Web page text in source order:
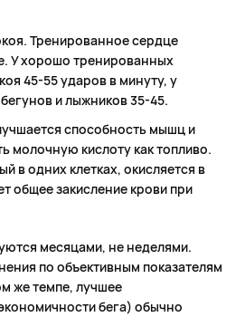
Тренированное сердце
У хорошо тренированных
45-55 ударов в минуту, у
и лыжников 35-45.
способность мышц и
молочную кислоту как топливо.
в одних клетках, окисляется в
общее закисление крови при
месяцами, не неделями.
по объективным показателям
же темпе, лучшее
бега) обычно